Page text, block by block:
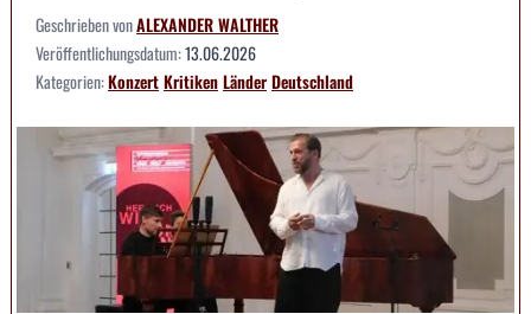
Geschrieben vonALEXANDER WALTHER
Veröffentlichungsdatum:13.06.2026
Kategorien:KonzertKritikenLänderDeutschland